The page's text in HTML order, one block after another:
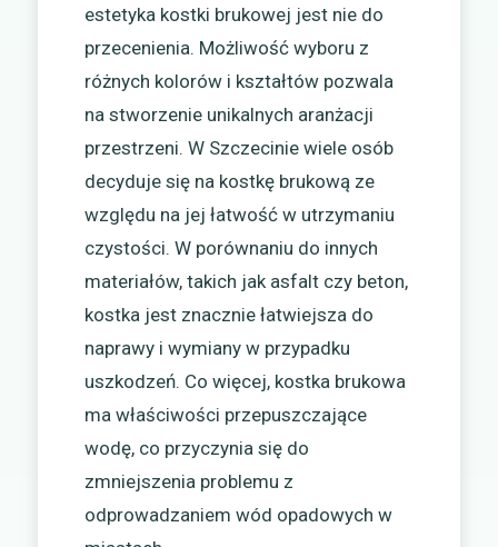
estetyka kostki brukowej jest nie do
przecenienia. Możliwość wyboru z
różnych kolorów i kształtów pozwala
na stworzenie unikalnych aranżacji
przestrzeni. W Szczecinie wiele osób
decyduje się na kostkę brukową ze
względu na jej łatwość w utrzymaniu
czystości. W porównaniu do innych
materiałów, takich jak asfalt czy beton,
kostka jest znacznie łatwiejsza do
naprawy i wymiany w przypadku
uszkodzeń. Co więcej, kostka brukowa
ma właściwości przepuszczające
wodę, co przyczynia się do
zmniejszenia problemu z
odprowadzaniem wód opadowych w